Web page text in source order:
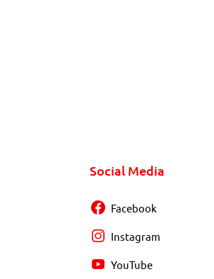
Social Media
Facebook
Instagram
YouTube